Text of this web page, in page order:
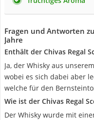
Fragen und Antworten
Jahre
Enthält der Chivas Regal
Ja, der Whisky aus
wobei es sich dabei aber
welche für den
Wie ist der Chivas Regal
Der Whisky wurde mit